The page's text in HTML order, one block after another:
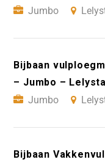
Jumbo
Bijbaan
– Jumbo –
Jumbo
Bijbaan